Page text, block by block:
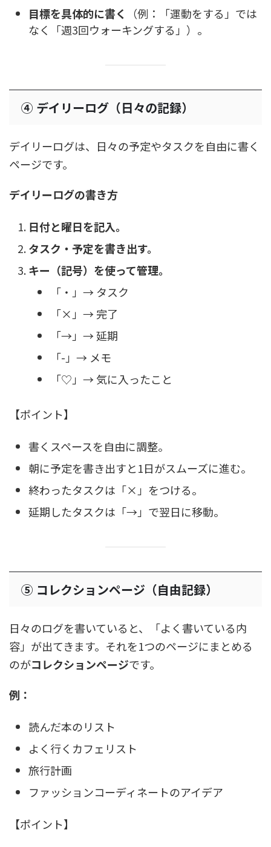
目標を具体的に書く
（例：「運動をする」では
なく「週3回ウォーキングする」）。
④ デイリーログ（日々の記録）
デイリーログは、日々の予定やタスクを自由に書く
ページです。
デイリーログの書き方
日付と曜日を記入。
タスク・予定を書き出す。
キー（記号）を使って管理。
「・」→ タスク
「×」→ 完了
「→」→ 延期
「-」→ メモ
「♡」→ 気に入ったこと
【ポイント】
書くスペースを自由に調整。
朝に予定を書き出すと1日がスムーズに進む。
終わったタスクは「×」をつける。
延期したタスクは「→」で翌日に移動。
⑤ コレクションページ（自由記録）
日々のログを書いていると、「よく書いている内
容」が出てきます。それを1つのページにまとめる
のがコレクションページです。
例：
読んだ本のリスト
よく行くカフェリスト
旅行計画
ファッションコーディネートのアイデア
【ポイント】